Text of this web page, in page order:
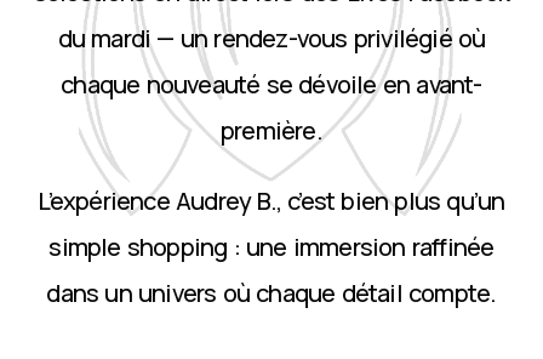
du mardi — un rendez-vous privilégié où
chaque nouveauté se dévoile en avant-
première.
L’expérience Audrey B., c’est bien plus qu’un
simple shopping : une immersion raffinée
dans un univers où chaque détail compte.